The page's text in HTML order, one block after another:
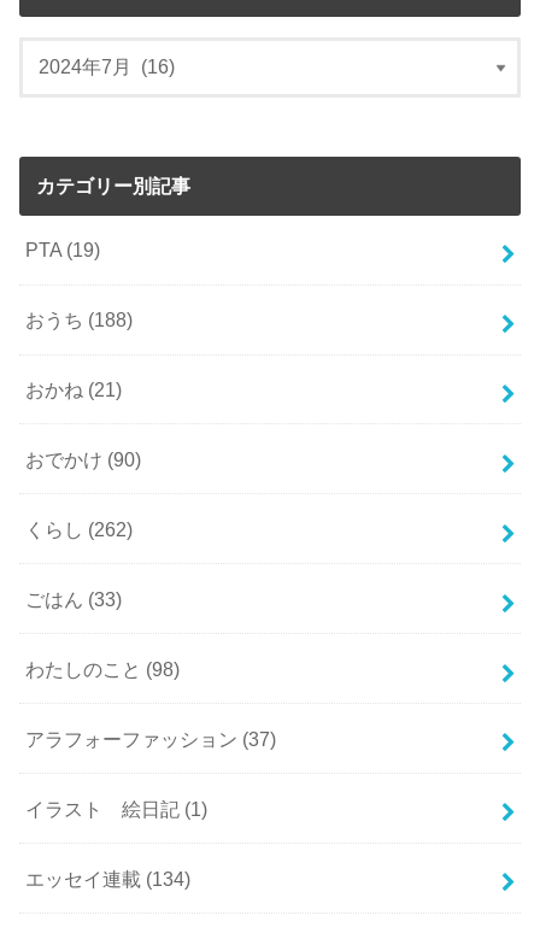
カテゴリー別記事
PTA (19)
おうち (188)
おかね (21)
おでかけ (90)
くらし (262)
ごはん (33)
わたしのこと (98)
アラフォーファッション (37)
イラスト 絵日記 (1)
エッセイ連載 (134)